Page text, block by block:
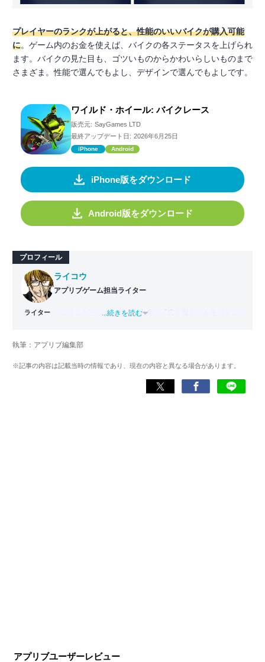
プレイヤーのランクが上がると、性能のいいバイクが購入可能
に。ゲーム内のお金を使えば、バイクの各ステータスを上げられ
ます。バイクの見た目も、ゴツいものからかわいらしいものまで
さまざま。性能で選んでもよし、デザインで選んでもよしです。
ワイルド・ホイール: バイクレース
販売元: SayGames LTD
最終アップデート日: 2026年6月25日
iPhone Android
iPhone版をダウンロード
Android版をダウンロード
プロフィール
ライター
ライコウ
アプリブゲーム担当ライター
バンタンゲームアカデミー 出身。「広く深く」をモットー
ゲームだけでも1,000本以上。ゲーム開発者を目指した経験
くして面白さを引き出し、人々に伝えるためゲームライタ
...続きを読む
執筆：アプリブ編集部
※記事の内容は記載当時の情報であり、現在の内容と異なる場合があります。
アプリブユーザーレビュー